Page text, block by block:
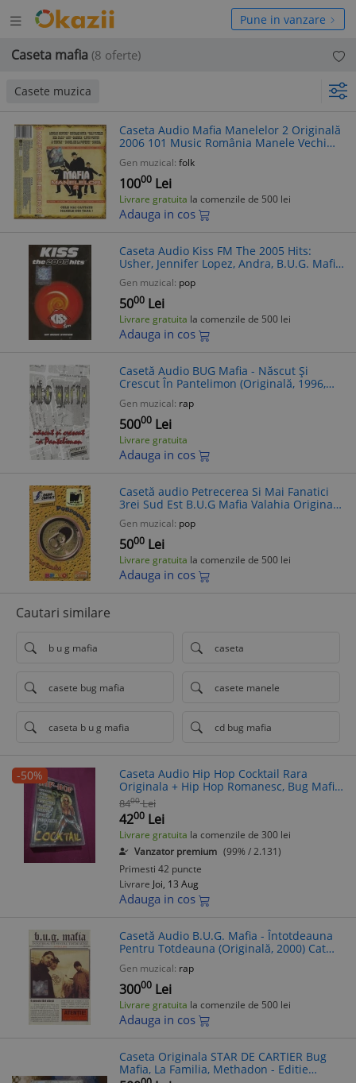
Deschide
meniul
Pune in vanzare
Caseta mafia (8 oferte)
Casete muzica
Caseta Audio Mafia Manelelor 2 Originală
2006 101 Music România Manele Vechi
Colecție Rară
Gen muzical: folk
10000 Lei
Livrare gratuita la comenzile de 500 lei
Adauga in cos
Caseta Audio Kiss FM The 2005 Hits:
Usher, Jennifer Lopez, Andra, B.U.G. Mafia
- Originala Romania
Gen muzical: pop
5000 Lei
Livrare gratuita la comenzile de 500 lei
Adauga in cos
Casetă Audio BUG Mafia - Născut Și
Crescut În Pantelimon (Originală, 1996,
Cat Music) Hip Hop
Gen muzical: rap
50000 Lei
Livrare gratuita
Adauga in cos
Casetă audio Petrecerea Si Mai Fanatici
3rei Sud Est B.U.G Mafia Valahia Originala
Editie 1998
Gen muzical: pop
5000 Lei
Livrare gratuita la comenzile de 500 lei
Adauga in cos
Cautari similare
b u g mafia caseta
casete bug mafia casete manele
caseta b u g mafia cd bug mafia
-50%
Caseta Audio Hip Hop Cocktail Rara
Originala + Hip Hop Romanesc, Bug Mafia
- Stare Buna
8400 Lei
4200 Lei
Livrare gratuita la comenzile de 300 lei
Vanzator premium (99% / 2.131)
Primesti 42 puncte
Livrare Joi, 13 Aug
Adauga in cos
Casetă Audio B.U.G. Mafia - Întotdeauna
Pentru Totdeauna (Originală, 2000) Cat
Music, Hip Hop Rap
Gen muzical: rap
30000 Lei
Livrare gratuita la comenzile de 500 lei
Adauga in cos
Caseta Originala STAR DE CARTIER Bug
Mafia, La Familia, Methadon - Editie